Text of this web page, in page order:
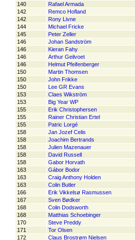
140
Rafael Armada
142
Remco Hofland
142
Rony Livne
144
Michael Fricke
145
Peter Zeller
146
Johan Sandström
146
Kieran Fahy
146
Arthur Geilvoet
146
Helmut Pfeifenberger
150
Martin Thomsen
150
John Frikke
150
Lee GR Evans
153
Claes Wikström
153
Big Year WP
155
Erik Christophersen
155
Rainer Christian Ertel
155
Patric Lorgé
158
Jan Jozef Celis
158
Joachim Bertrands
158
Julien Mazenauer
158
David Russell
158
Gabor Horvath
163
Gábor Bodor
163
Craig Anthony Holden
163
Colin Butler
166
Erik Vikkelsø Rasmussen
167
Sven Bødker
168
Colin Dodsworth
168
Matthias Schoebinger
170
Steve Preddy
171
Tor Olsen
172
Claus Brostrøm Nielsen